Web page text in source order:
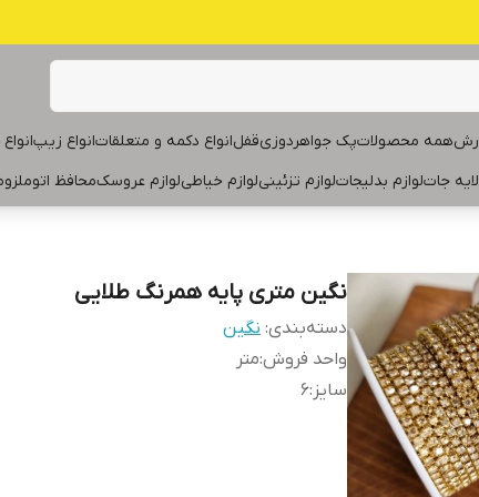
همه محصولاتپک جواهردوزیقفلانواع دکمه و متعلقاتانواع زیپ
لایه جاتلوازم بدلیجاتلوازم تزئینیلوازم خیاطیلوازم عروسکمحافظ اتو
نگین متری پایه همرنگ طلایی
دسته‌بندی: نگین
واحد فروش:متر
سایز :۶